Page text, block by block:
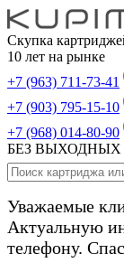
Скупка
10 лет на рынке
+7 (963) 711-73-41
+7 (903) 795-15-10
+7 (968) 014-80-90
БЕЗ ВЫХОДНЫХ
Уважаемые
Актуальную
телефону.